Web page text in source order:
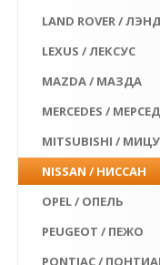
LAND ROVER /
LEXUS / ЛЕКСУС
MAZDA / МАЗДА
MERCEDES /
MITSUBISHI /
NISSAN / НИССАН
OPEL / ОПЕЛЬ
PEUGEOT / ПЕЖО
PONTIAC /